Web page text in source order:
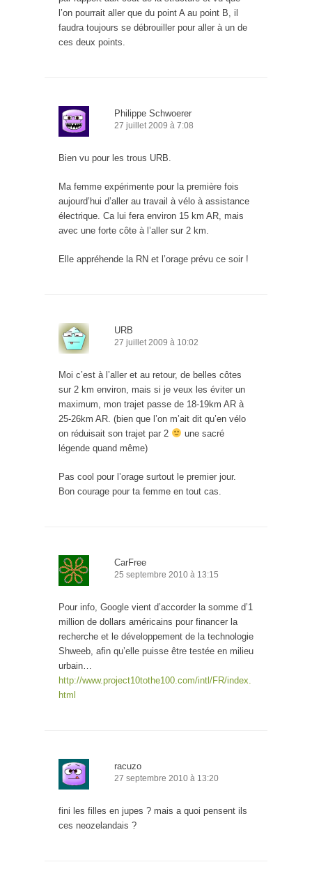
l’on pourrait aller que du point A au point B, il
faudra toujours se débrouiller pour aller à un de
ces deux points.
Philippe Schwoerer
27 juillet 2009 à 7:08
Bien vu pour les trous URB.
Ma femme expérimente pour la première fois
aujourd’hui d’aller au travail à vélo à assistance
électrique. Ca lui fera environ 15 km AR, mais
avec une forte côte à l’aller sur 2 km.
Elle appréhende la RN et l’orage prévu ce soir !
URB
27 juillet 2009 à 10:02
Moi c’est à l’aller et au retour, de belles côtes
sur 2 km environ, mais si je veux les éviter un
maximum, mon trajet passe de 18-19km AR à
25-26km AR. (bien que l’on m’ait dit qu’en vélo
on réduisait son trajet par 2
une sacré
légende quand même)
Pas cool pour l’orage surtout le premier jour.
Bon courage pour ta femme en tout cas.
CarFree
25 septembre 2010 à 13:15
Pour info, Google vient d’accorder la somme d’1
million de dollars américains pour financer la
recherche et le développement de la technologie
Shweeb, afin qu’elle puisse être testée en milieu
urbain…
http://www.project10tothe100.com/intl/FR/index.
html
racuzo
27 septembre 2010 à 13:20
fini les filles en jupes ? mais a quoi pensent ils
ces neozelandais ?